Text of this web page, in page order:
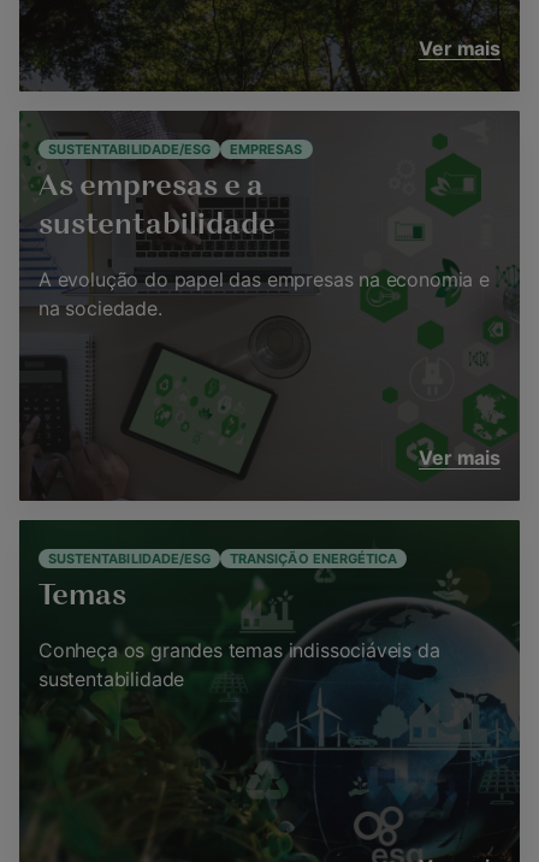
Ver mais
SUSTENTABILIDADE/ESG EMPRESAS
As empresas e a
sustentabilidade
A evolução do papel das empresas na economia e
na sociedade.
Ver mais
SUSTENTABILIDADE/ESG TRANSIÇÃO ENERGÉTICA
Temas
Conheça os grandes temas indissociáveis da
sustentabilidade